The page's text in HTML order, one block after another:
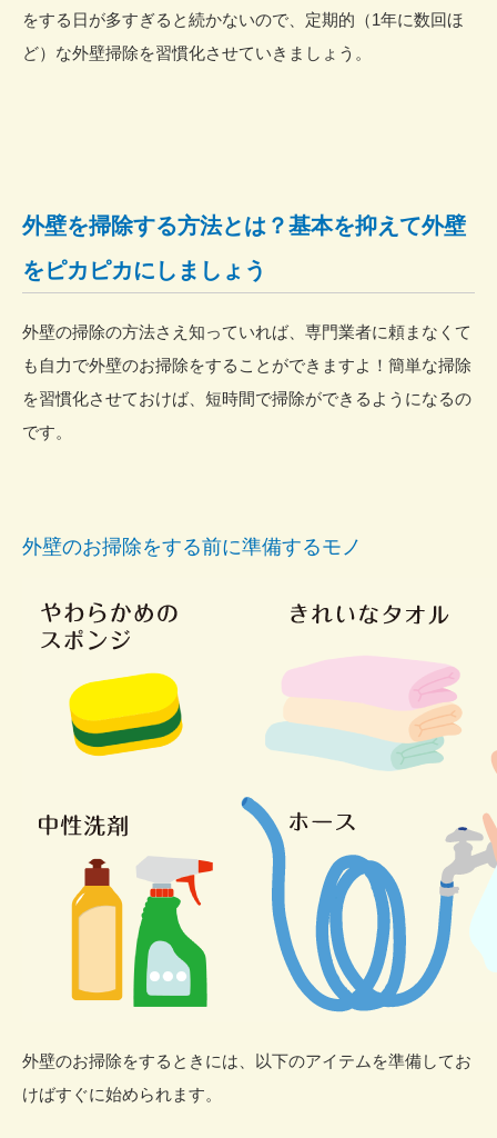
をする日が多すぎると続かないので、定期的（1年に数回ほ
ど）な外壁掃除を習慣化させていきましょう。
外壁を掃除する方法とは？基本を抑えて外壁
をピカピカにしましょう
外壁の掃除の方法さえ知っていれば、専門業者に頼まなくて
も自力で外壁のお掃除をすることができますよ！簡単な掃除
を習慣化させておけば、短時間で掃除ができるようになるの
です。
外壁のお掃除をする前に準備するモノ
外壁のお掃除をするときには、以下のアイテムを準備してお
けばすぐに始められます。